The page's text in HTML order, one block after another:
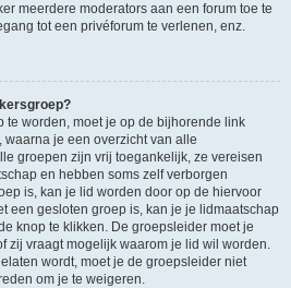
meerdere moderators aan een forum toe te
tot een privéforum te verlenen, enz.
te worden, moet je op de bijhorende link
je een overzicht van alle
groepen zijn vrij toegankelijk, ze vereisen
en hebben soms zelf verborgen
is, kan je lid worden door op de hiervoor
een gesloten groep is, kan je je lidmaatschap
knop te klikken. De groepsleider moet je
zij vraagt mogelijk waarom je lid wil worden.
wordt, moet je de groepsleider niet
om je te weigeren.